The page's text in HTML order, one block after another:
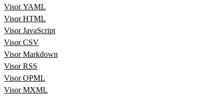
Visor YAML
Visor HTML
Visor JavaScript
Visor CSV
Visor Markdown
Visor RSS
Visor OPML
Visor MXML